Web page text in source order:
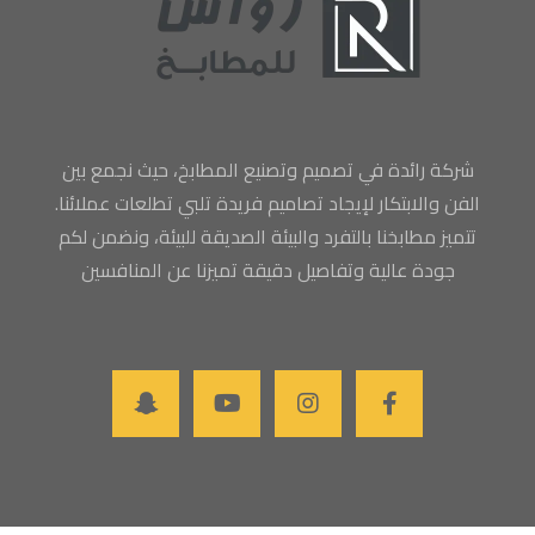
شركة رائدة في تصميم وتصنيع المطابخ، حيث نجمع بين
الفن والابتكار لإيجاد تصاميم فريدة تلبي تطلعات عملائنا.
تتميز مطابخنا بالتفرد والبيئة الصديقة للبيئة، ونضمن لكم
جودة عالية وتفاصيل دقيقة تميزنا عن المنافسين